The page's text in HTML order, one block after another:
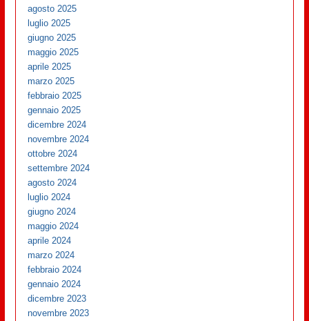
agosto 2025
luglio 2025
giugno 2025
maggio 2025
aprile 2025
marzo 2025
febbraio 2025
gennaio 2025
dicembre 2024
novembre 2024
ottobre 2024
settembre 2024
agosto 2024
luglio 2024
giugno 2024
maggio 2024
aprile 2024
marzo 2024
febbraio 2024
gennaio 2024
dicembre 2023
novembre 2023